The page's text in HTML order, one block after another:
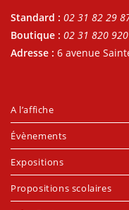
Standard : 02 31 82 29
Boutique : 02 31 820 920
Adresse : 6 avenue
A l’affiche
Évènements
Expositions
Propositions scolaires